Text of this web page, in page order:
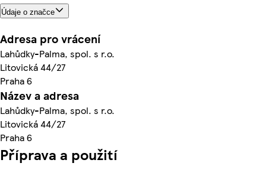
Údaje o značce
Adresa pro vrácení
Lahůdky-Palma, spol. s r.o.
Litovická 44/27
Praha 6
Název a adresa
Lahůdky-Palma, spol. s r.o.
Litovická 44/27
Praha 6
Příprava a použití